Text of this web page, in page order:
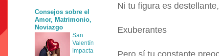
Ni tu figura es
Exuberantes
Pero sí tu constante
Consejos sobre el
Amor, Matrimonio,
Noviazgo
San
Valentín
impacta